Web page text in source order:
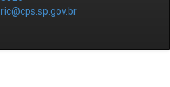
ric@cps.sp.gov.br